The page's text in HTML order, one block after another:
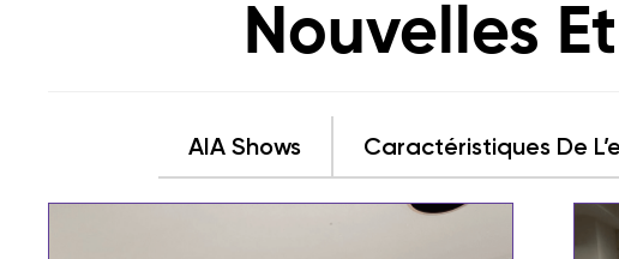
Nouvelles
AIA Shows Caractéristiques De